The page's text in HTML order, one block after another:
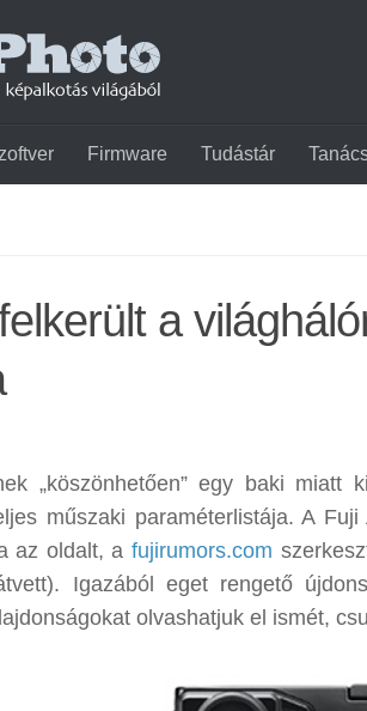
Firmware Tudástár
a
„köszönhetően” egy baki miatt
műszaki paraméterlistája. A
az oldalt, a fujirumors.com
Igazából eget rengető
olvashatjuk el ismét,